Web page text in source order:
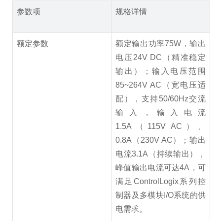
参数项 规格详情
额定参数
额定输出功率75W，输出
电压24V DC（精准稳定
输出）；输入电压范围
85~264V AC（宽电压适
配），支持50/60Hz交流
输入，输入电流
1.5A（115V AC）、
0.8A（230V AC）；输出
电流3.1A（持续输出），
峰值输出电流可达4A，可
满足ControlLogix系列控
制器及多模块I/O系统的供
电需求。